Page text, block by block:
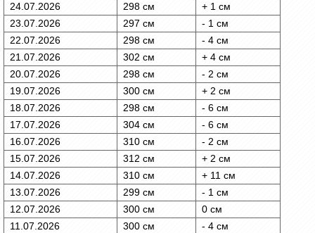
24.07.2026
298 см
+ 1 см
23.07.2026
297 см
- 1 см
22.07.2026
298 см
- 4 см
21.07.2026
302 см
+ 4 см
20.07.2026
298 см
- 2 см
19.07.2026
300 см
+ 2 см
18.07.2026
298 см
- 6 см
17.07.2026
304 см
- 6 см
16.07.2026
310 см
- 2 см
15.07.2026
312 см
+ 2 см
14.07.2026
310 см
+ 11 см
13.07.2026
299 см
- 1 см
12.07.2026
300 см
0 см
11.07.2026
300 см
- 4 см